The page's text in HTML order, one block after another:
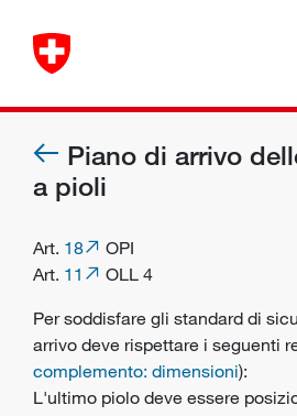
Piano di arrivo
a pioli
Art. 18
OPI
Art. 11
OLL 4
Per soddisfare gli standard di
arrivo deve rispettare i seguenti
complemento: dimensioni):
L'ultimo piolo deve essere